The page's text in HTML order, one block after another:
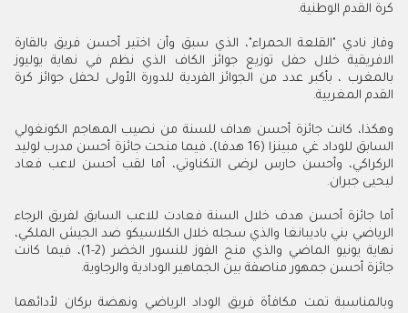
كرة القدم الوطنية.
وفاز نادي "القلعة الحمراء"، الذي سبق وأن اختير أحسن فريق بالقارة
الافريقية خلال حفل توزيع جوائز الكاف الذي نظم في نهاية يوليوز
بالمغرب ، بأكبر عدد من الجوائز الفردية للدورة الأولى لحفل جوائز كرة
القدم المغربية.
وهكذا، كانت جائزة أحسن هداف للسنة من نصيب المهاجم الكونغولي
السابق للوداد غي مبينزا (16 هدفا)، فيما منحت جائزة أحسن مدرب لوليد
الركراكي، وأحسن حارس لرضى التكناوتي، أما لقب أحسن لاعب فعاد
ليحيى جبران.
أما جائزة أحسن هدف خلال السنة فعادت للاعب السابق لفريق الرجاء
الرياضي بني باديبانغا والذي سجله خلال الكلاسيكو ضد الجيش الملكي،
نهاية يونيو الماضي والذي منح الفوز للنسور الخضر (2-1)، فيما كانت
جائزة أحسن جمهور مناصفة بين الجماهير الودادية والرجاوية.
وبالمناسبة تمت مكافأة فريق الوداد الرياضي ونهضة بركان لأدائهما